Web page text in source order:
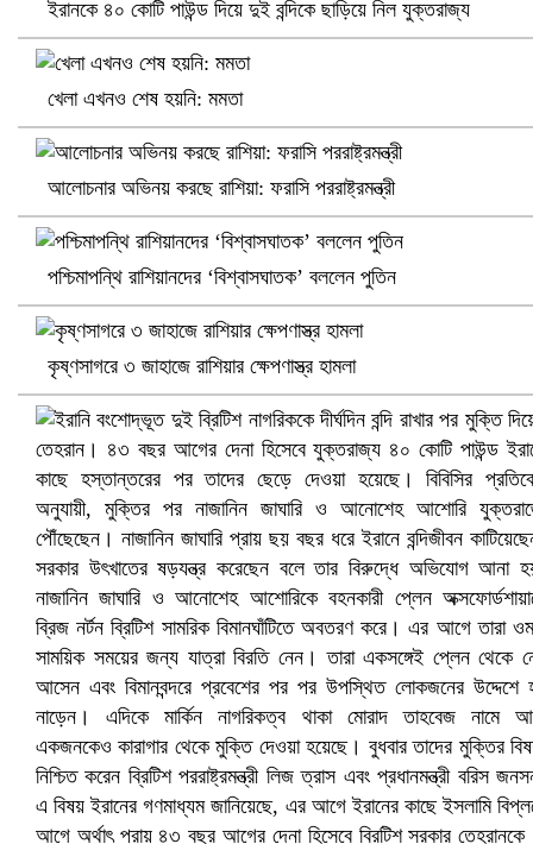
নানা সংকটে রিক্রুটিং এজেন্সি, হুমকির মুখে শ্রম রপ্তানি
খুলনায় বিএনপি অফিসে গুলি-বোমা হামলা, নিহত ১
প্রোটিয়াদের হারিয়ে বিশ্বকাপের শিরোপা ঘরে তুলল ভারত
ইরানকে ৪০ কোটি পাউন্ড দিয়ে দুই বন্দিকে ছাড়িয়ে নিল যুক্তরাজ্য
খেলা এখনও শেষ হয়নি: মমতা
আলোচনার অভিনয় করছে রাশিয়া: ফরাসি পররাষ্ট্রমন্ত্রী
পশ্চিমাপন্থি রাশিয়ানদের ‘বিশ্বাসঘাতক’ বললেন পুতিন
কৃষ্ণসাগরে ৩ জাহাজে রাশিয়ার ক্ষেপণাস্ত্র হামলা